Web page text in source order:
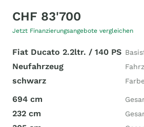
CHF 83'700
Jetzt Finanzierungsangebote vergleichen
Fiat Ducato 2.2ltr. / 140 PS
Neufahrzeug
schwarz
694 cm
232 cm